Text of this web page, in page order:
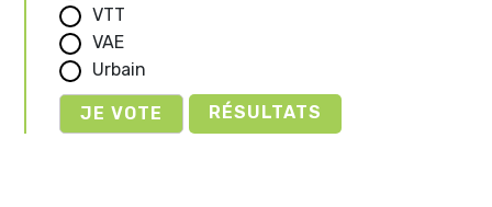
VTT
VAE
Urbain
RÉSULTATS